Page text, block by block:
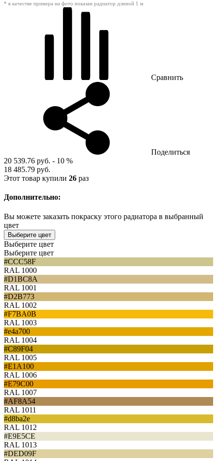
* в качестве примера на фото показан радиатор длиной 1 м
Сравнить
Поделиться
20 539.76 руб. - 10 %
18 485.79 руб.
Этот товар купили 26 раз
Дополнительно:
Вы можете заказать покраску этого радиатора в выбранный
цвет
Выберите цвет
Выберите цвет
Выберите цвет
#CCC58F
RAL 1000
#D1BC8A
RAL 1001
#D2B773
RAL 1002
#F7BA0B
RAL 1003
#e4a700
RAL 1004
#C89F04
RAL 1005
#E1A100
RAL 1006
#E79C00
RAL 1007
#AF8A54
RAL 1011
#d8ba2e
RAL 1012
#E9E5CE
RAL 1013
#DED09F